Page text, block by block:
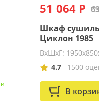
51 064 Р
Шкаф
Циклон 1985
ВхШхГ:
4.7
1500
В